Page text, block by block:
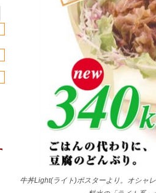
牛丼Light(ライト)ポスターより。オシャ